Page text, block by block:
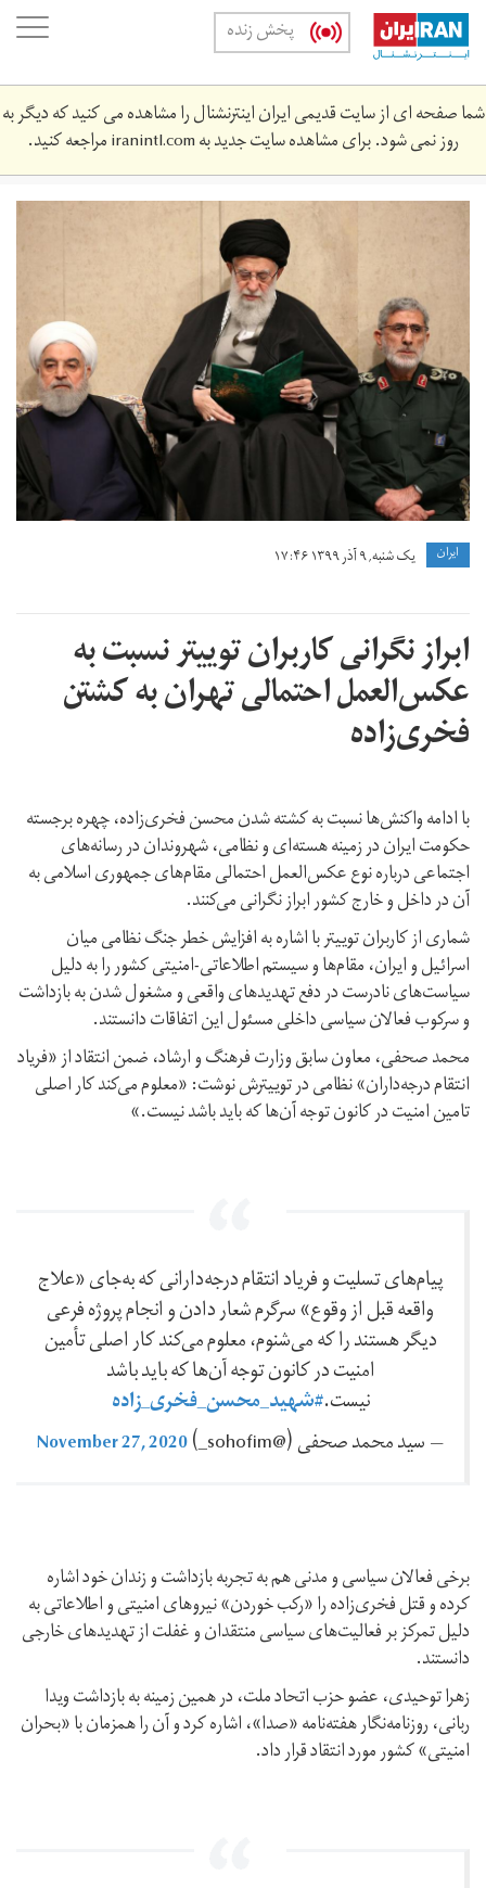
Skip
main
content
پخش زنده
شما صفحه ای از سایت قدیمی ایران اینترنشنال را مشاهده می کنید که دیگر به
روز نمی شود. برای مشاهده سایت جدید بهiranintl.comمراجعه کنید.
whatsapp_image_2020-
29_at_6.‎26.‎23_am.jpeg
ايران یک شنبه, ۹ آذر ۱۳۹۹ ۱۷:۴۶
ابراز نگرانی کاربران توییتر نسبت به
عکس‌العمل احتمالی تهران به کشتن
فخری‌زاده
با ادامه واکنش‌ها نسبت به کشته شدن محسن فخری‌زاده، چهره برجسته
حکومت ایران در زمینه هسته‌ای و نظامی، شهروندان در رسانه‌های
اجتماعی درباره نوع عکس‌‌العمل احتمالی مقام‌های جمهوری اسلامی به
آن در داخل و خارج کشور ابراز نگرانی می‌کنند.
شماری از کاربران توییتر با اشاره به افزایش خطر جنگ نظامی میان
اسرائیل و ایران، مقام‌ها و سیستم اطلاعاتی-امنیتی کشور را به دلیل
سیاست‌های نادرست در دفع تهدیدهای واقعی و مشغول شدن به بازداشت
و سرکوب فعالان سیاسی داخلی مسئول این اتفاقات دانستند.
محمد صحفی،‌ معاون سابق وزارت فرهنگ و ارشاد،‌ ضمن انتقاد از «فریاد
انتقام درجه‌داران» نظامی در توییترش نوشت: «معلوم می‌کند کار اصلی
تامین امنیت در کانون توجه آن‌ها که باید باشد نیست.»
پیام‌‌های تسلیت و فریاد انتقام درجه‌دارانی که به‌جای «علاج
واقعه قبل از وقوع» سرگرم شعار دادن و انجام پروژه فرعی
دیگر هستند را که می‌شنوم، معلوم می‌کند کار اصلی تأمین
امنیت در کانون توجه‌ آن‌ها که باید باشد
نیست.#شهید_محسن_فخری_زاده
— سید محمد صحفی (@sohofim_) November 27, 2020
برخی فعالان سیاسی و مدنی هم به تجربه بازداشت و زندان خود اشاره
کرده و قتل فخری‌زاده را «رکب‌ خوردن» نیروهای امنیتی و اطلاعاتی به
دلیل تمرکز بر فعالیت‌های سیاسی منتقدان و غفلت از تهدیدهای خارجی
دانستند.
زهرا توحیدی،‌ عضو حزب اتحاد ملت،‌ در همین زمینه به بازداشت ویدا
ربانی، روزنامه‌نگار هفته‌نامه «صدا»، اشاره کرد و آن را همزمان با «بحران
امنیتی» کشور مورد انتقاد قرار داد.